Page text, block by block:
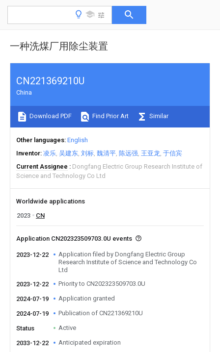
一种洗煤厂用除尘装置
CN221369210U
China
Download PDF Find Prior Art Similar
Other languages English
Inventor 凌乐 吴建东 刘标 魏清平 陈远强 王亚龙 于信宾
Current Assignee
Dongfang Electric Group Research Institute of
Science and Technology Co Ltd
Worldwide applications
2023
CN
Application CN202323509703.0U events
2023-12-22
Application filed by Dongfang Electric Group
Research Institute of Science and Technology Co
Ltd
2023-12-22
Priority to CN202323509703.0U
2024-07-19 Application granted
2024-07-19 Publication of CN221369210U
Status Active
2033-12-22 Anticipated expiration